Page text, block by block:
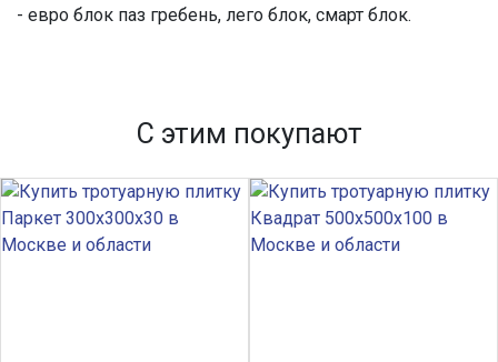
- евро блок паз гребень, лего блок, смарт блок.
С этим покупают